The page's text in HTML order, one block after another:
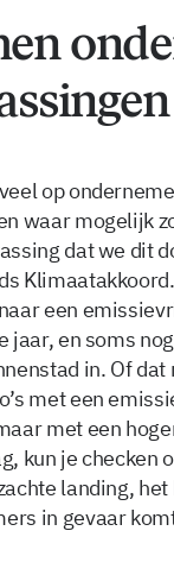
op
waar mogelijk
dat we dit
een
jaar, en soms
in. Of
met een
met een
kun je checken
landing,
in gevaar